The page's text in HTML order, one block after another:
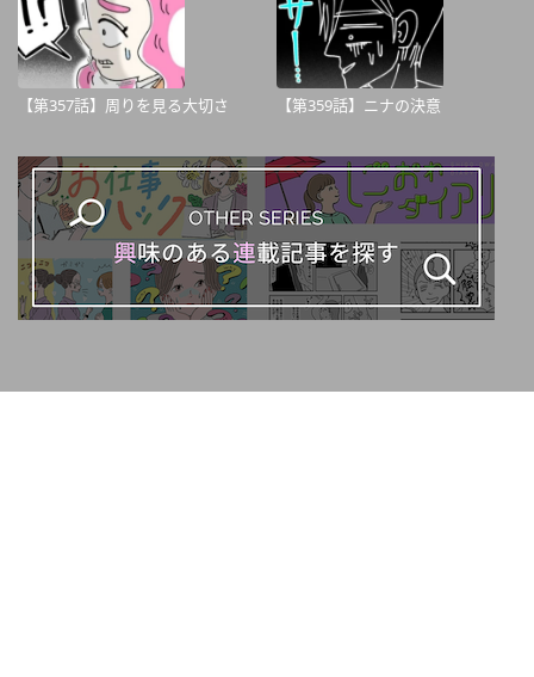
【第357話】周りを見る大切さ 【第359話】ニナの決意